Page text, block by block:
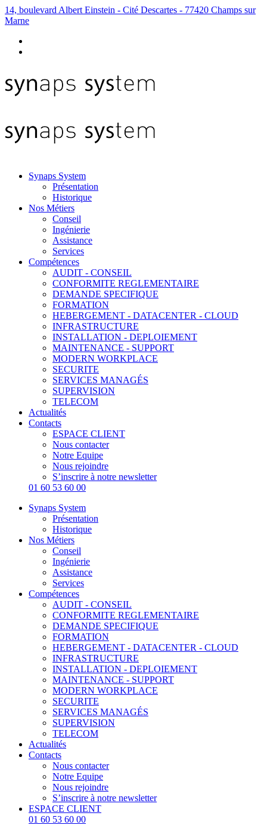
14, boulevard Albert Einstein - Cité Descartes - 77420 Champs sur
Marne
Synaps System
Présentation
Historique
Nos Métiers
Conseil
Ingénierie
Assistance
Services
Compétences
AUDIT - CONSEIL
CONFORMITE REGLEMENTAIRE
DEMANDE SPECIFIQUE
FORMATION
HEBERGEMENT - DATACENTER - CLOUD
INFRASTRUCTURE
INSTALLATION - DEPLOIEMENT
MAINTENANCE - SUPPORT
MODERN WORKPLACE
SECURITE
SERVICES MANAGÉS
SUPERVISION
TELECOM
Actualités
Contacts
ESPACE CLIENT
Nous contacter
Notre Equipe
Nous rejoindre
S’inscrire à notre newsletter
01 60 53 60 00
Synaps System
Présentation
Historique
Nos Métiers
Conseil
Ingénierie
Assistance
Services
Compétences
AUDIT - CONSEIL
CONFORMITE REGLEMENTAIRE
DEMANDE SPECIFIQUE
FORMATION
HEBERGEMENT - DATACENTER - CLOUD
INFRASTRUCTURE
INSTALLATION - DEPLOIEMENT
MAINTENANCE - SUPPORT
MODERN WORKPLACE
SECURITE
SERVICES MANAGÉS
SUPERVISION
TELECOM
Actualités
Contacts
Nous contacter
Notre Equipe
Nous rejoindre
S’inscrire à notre newsletter
ESPACE CLIENT
01 60 53 60 00